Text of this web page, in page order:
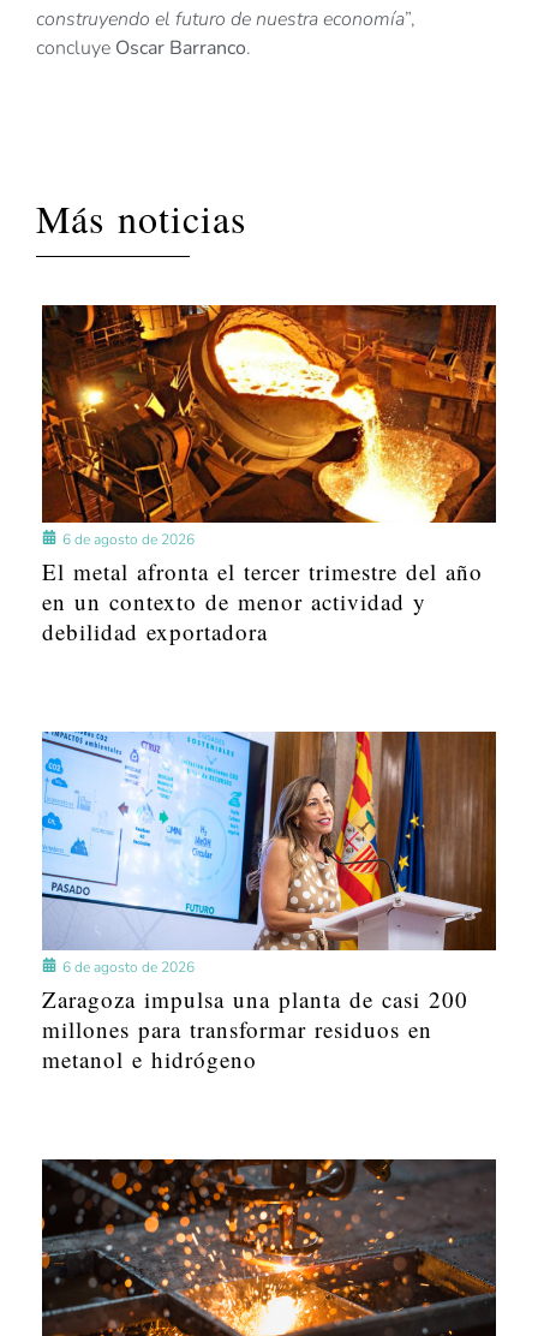
construyendo el futuro de nuestra economía”,
concluye Oscar Barranco.
Más noticias
6 de agosto de 2026
El metal afronta el tercer trimestre del año
en un contexto de menor actividad y
debilidad exportadora
6 de agosto de 2026
Zaragoza impulsa una planta de casi 200
millones para transformar residuos en
metanol e hidrógeno